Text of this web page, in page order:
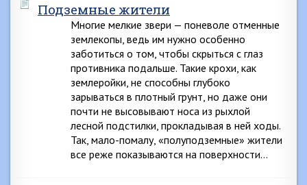
Подземные жители
Многие мелкие звери — поневоле отменные
землекопы, ведь им нужно особенно
заботиться о том, чтобы скрыться с глаз
противника подальше. Такие крохи, как
землеройки, не способны глубоко
зарываться в плотный грунт, но даже они
почти не высовывают носа из рыхлой
лесной подстилки, прокладывая в ней ходы.
Так, мало-помалу, «полуподземные» жители
все реже показываются на поверхности…